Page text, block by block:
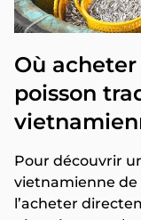
Où
poisson
Pour découvrir
vietnamienne de
l’acheter